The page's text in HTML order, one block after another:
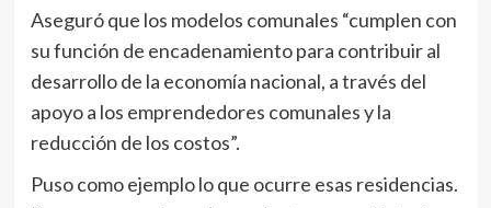
Aseguró que los modelos comunales “cumplen con
su función de encadenamiento para contribuir al
desarrollo de la economía nacional, a través del
apoyo a los emprendedores comunales y la
reducción de los costos”.
Puso como ejemplo lo que ocurre esas residencias.